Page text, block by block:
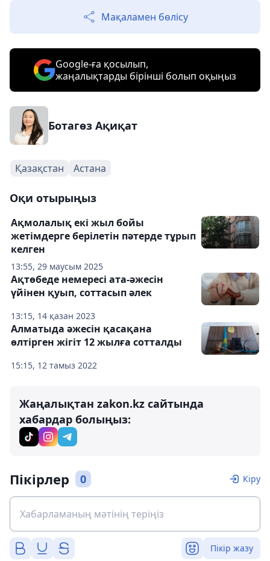
Мақаламен бөлісу
Google-ға қосылып,
жаңалықтарды бірінші болып оқыңыз
Ботагөз Ақиқат
Қазақстан Астана
Оқи отырыңыз
13:55, 29 маусым 2025
Ақмолалық екі жыл бойы
жетімдерге берілетін пәтерде тұрып
келген
13:15, 14 қазан 2023
Ақтөбеде немересі ата-әжесін
үйінен қуып, соттасып әлек
15:15, 12 тамыз 2022
Алматыда әжесін қасақана
өлтірген жігіт 12 жылға сотталды
Жаңалықтан zakon.kz сайтында
хабардар болыңыз:
Пікірлер 0 Кіру
Пікір жазу